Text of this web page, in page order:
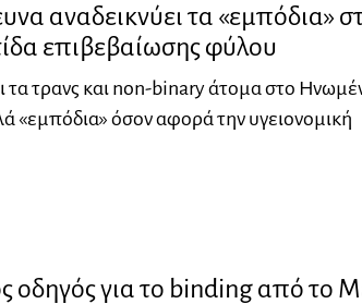
αναδεικνύει τα «εμπόδια»
επιβεβαίωσης φύλου
τα τρανς και non-binary άτομα στο
«εμπόδια» όσον αφορά την υγειονομική
οδηγός για το binding από το